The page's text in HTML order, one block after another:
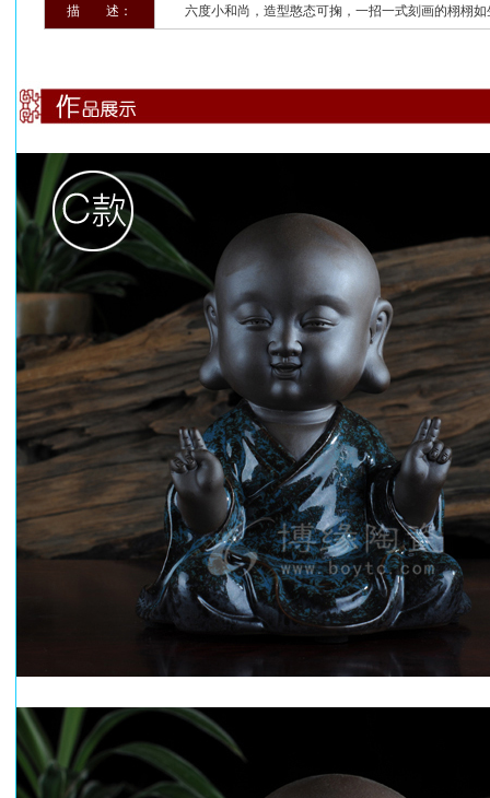
描 述： 六度小和尚，造型憨态可掬，一招一式刻画的栩栩如